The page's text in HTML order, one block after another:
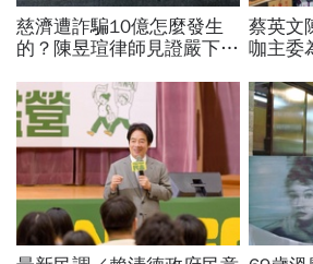
慈濟遭詐騙10億怎麼發生
的？陳昱瑄律師見證嚴下跪
金，洗錢手法曝光…慈濟回
應了
蔡英文
咖主委
藏政壇